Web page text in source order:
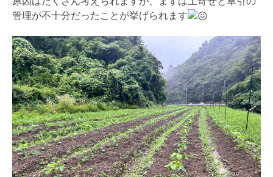
管理が不十分だったことが挙げられます